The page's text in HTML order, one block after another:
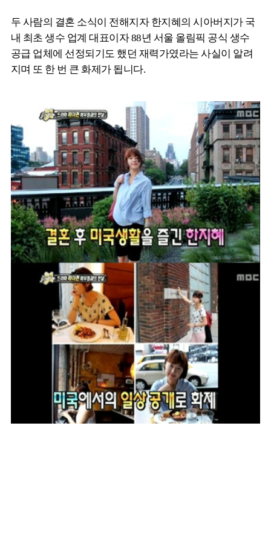
두 사람의 결혼 소식이 전해지자 한지혜의 시아버지가 국
내 최초 생수 업계 대표이자 88년 서울 올림픽 공식 생수
공급 업체에 선정되기도 했던 재력가였라는 사실이 알려
지며 또 한 번 큰 화제가 됩니다.